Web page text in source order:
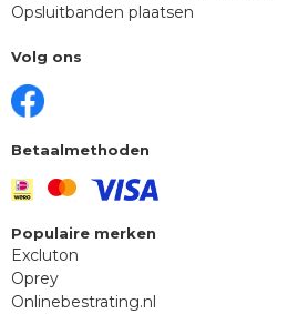
Opsluitbanden plaatsen
Volg ons
Betaalmethoden
Populaire merken
Excluton
Oprey
Onlinebestrating.nl